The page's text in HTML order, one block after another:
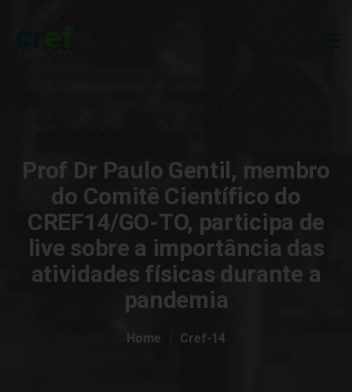
Prof Dr Paulo Gentil, membro
do Comitê Científico do
CREF14/GO-TO, participa de
live sobre a importância das
atividades físicas durante a
pandemia
Home Cref-14